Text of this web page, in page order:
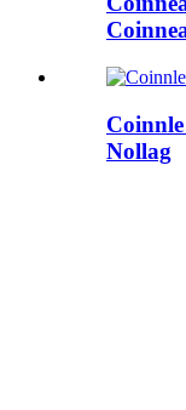
Nollag